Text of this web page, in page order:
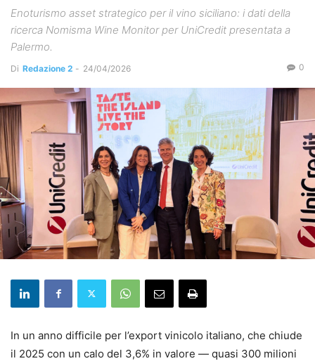
Enoturismo asset strategico per il vino siciliano: i dati della
ricerca Nomisma Wine Monitor per UniCredit presentata a
Palermo.
Di Redazione 2 - 24/04/2026 0
In un anno difficile per l’export vinicolo italiano, che chiude
il 2025 con un calo del 3,6% in valore — quasi 300 milioni